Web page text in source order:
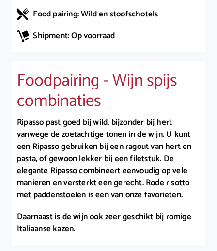
Food pairing: Wild en stoofschotels
Shipment: Op voorraad
Foodpairing - Wijn spijs
combinaties
Ripasso past goed bij wild, bijzonder bij hert
vanwege de zoetachtige tonen in de wijn. U kunt
een Ripasso gebruiken bij een ragout van hert en
pasta, of gewoon lekker bij een filetstuk. De
elegante Ripasso combineert eenvoudig op vele
manieren en versterkt een gerecht. Rode risotto
met paddenstoelen is een van onze favorieten.
Daarnaast is de wijn ook zeer geschikt bij romige
Italiaanse kazen.